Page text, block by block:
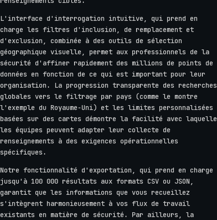
L'interface d'interrogation intuitive, qui prend en
charge les filtres d'inclusion, de remplacement et
d'exclusion, combinée à des outils de sélection
géographique visuelle, permet aux professionnels de la
sécurité d'affiner rapidement des millions de points de
données en fonction de ce qui est important pour leur
organisation. La progression transparente des recherches
globales vers le filtrage par pays (comme le montre
l'exemple du Royaume-Uni) et les limites personnalisées
basées sur des cartes démontre la facilité avec laquelle
les équipes peuvent adapter leur collecte de
renseignements à des exigences opérationnelles
spécifiques.
Notre fonctionnalité d'exportation, qui prend en charge
jusqu'à 100 000 résultats aux formats CSV ou JSON,
garantit que les informations que vous recueillez
s'intègrent harmonieusement à vos flux de travail
existants en matière de sécurité. Par ailleurs, la